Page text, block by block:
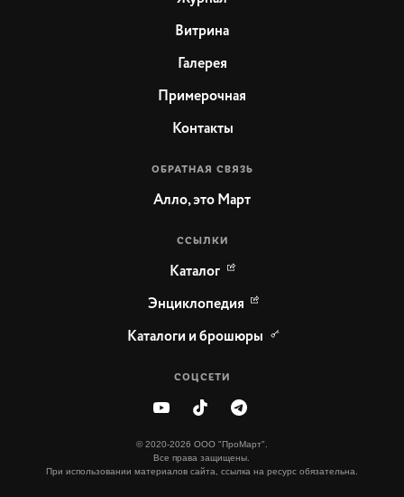
ССЫЛКИ
© 2020-2026 ООО "ПроМарт".
Все права защищены.
При использовании материалов сайта, ссылка на ресурс обязательна.
Витрина
Галерея
Энциклопедия
ОБРАТНАЯ СВЯЗЬ
Примерочная
Контакты
Каталог
СОЦСЕТИ
Каталоги и брошюры
Алло, это Март